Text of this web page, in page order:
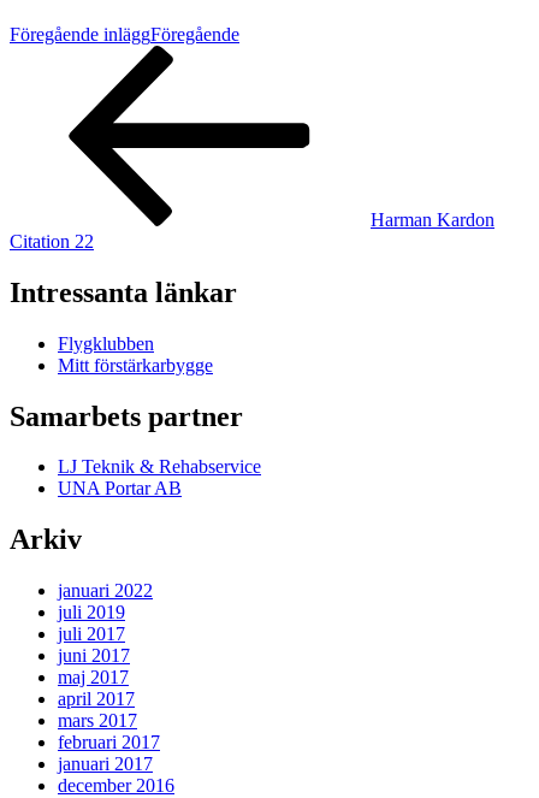
Föregående inläggFöregående
Harman Kardon
Citation 22
Intressanta länkar
Flygklubben
Mitt förstärkarbygge
Samarbets partner
LJ Teknik & Rehabservice
UNA Portar AB
Arkiv
januari 2022
juli 2019
juli 2017
juni 2017
maj 2017
april 2017
mars 2017
februari 2017
januari 2017
december 2016